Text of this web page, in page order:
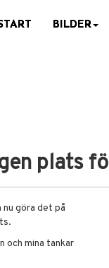
BILDER
plats
nu göra det på
och mina tankar